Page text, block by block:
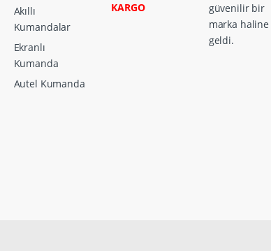
Akıllı
Kumandalar
Ekranlı
Kumanda
Autel Kumanda
KARGO
güvenilir bir
marka haline
geldi.